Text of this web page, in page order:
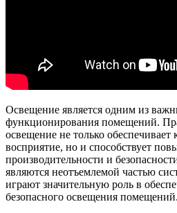
Освещение является одним из
функционирования помещений.
освещение не только обеспечивает
восприятие, но и способствует
производительности и
являются неотъемлемой частью
играют значительную роль в
безопасного освещения помещений.